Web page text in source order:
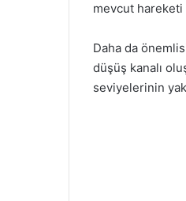
mevcut hareketi
Daha da
düşüş kanalı
seviyelerinin